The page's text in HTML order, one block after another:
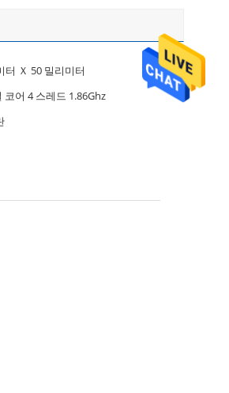
터 Ｘ 50 밀리미터
어 4 스레드 1.86Ghz